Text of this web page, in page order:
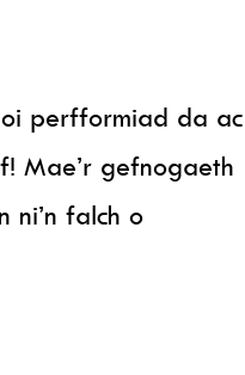
perfformiad da ac
Mae’r gefnogaeth
ni’n falch o